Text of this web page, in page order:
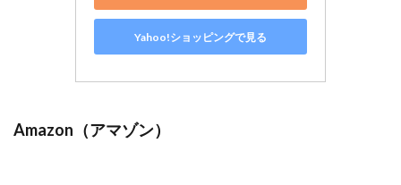
Yahoo!ショッピングで見る
Amazon（アマゾン）